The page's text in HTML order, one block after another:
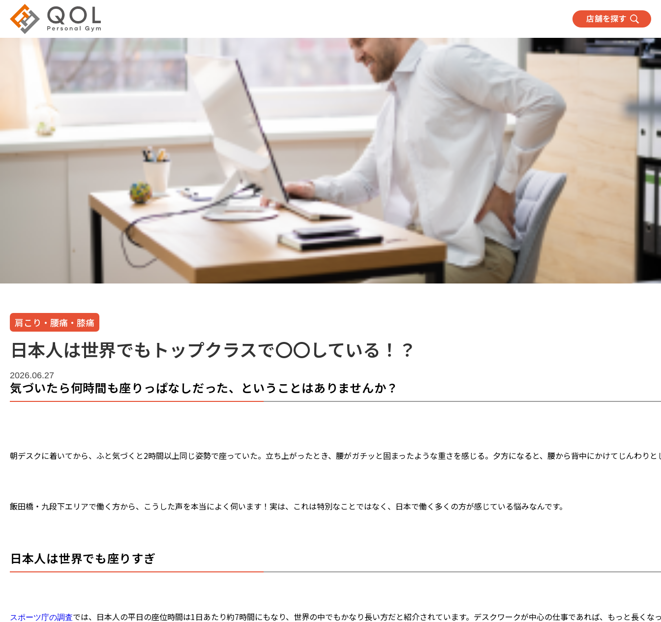
肩こり・腰痛・膝痛
日本人は世界でもトップクラスで〇〇している！？
2026.06.27
気づいたら何時間も座りっぱなしだった、ということはありませんか？
朝デスクに着いてから、ふと気づくと2時間以上同じ姿勢で座っていた。立ち上がったとき、腰がガチッと固まったような重さを感じる。夕方になると、腰から背中にかけてじんわり
飯田橋・九段下エリアで働く方から、こうした声を本当によく伺います！実は、これは特別なことではなく、日本で働く多くの方が感じている悩みなんです。
日本人は世界でも座りすぎ
スポーツ庁の調査では、日本人の平日の座位時間は1日あたり約7時間にもなり、世界の中でもかなり長い方だと紹介されています。デスクワークが中心の仕事であれば、もっと長くな